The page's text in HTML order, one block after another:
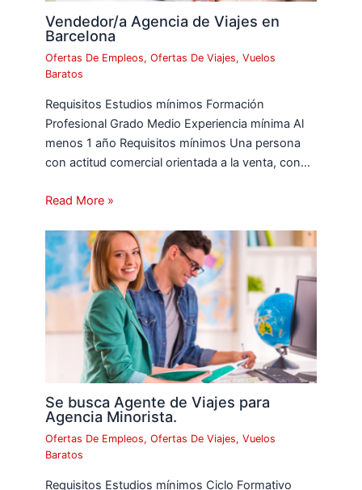
Vendedor/a Agencia de Viajes en
Barcelona
Ofertas De Empleos,Ofertas De Viajes,Vuelos
Baratos
Requisitos Estudios mínimos Formación
Profesional Grado Medio Experiencia mínima Al
menos 1 año Requisitos mínimos Una persona
con actitud comercial orientada a la venta, con…
Read More »
Se busca Agente de Viajes para
Agencia Minorista.
Ofertas De Empleos,Ofertas De Viajes,Vuelos
Baratos
Requisitos Estudios mínimos Ciclo Formativo